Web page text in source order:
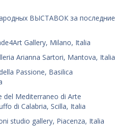
ВЫСТАВОК за последние
Gallery, Milano, Italia
Arianna Sartori, Mantova, Italia
Passione, Basilica
Mediterraneo di Arte
di Calabria, Scilla, Italia
studio gallery, Piacenza, Italia